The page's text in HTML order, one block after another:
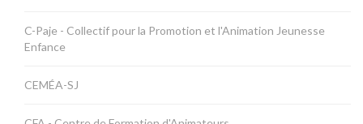
C-Paje - Collectif pour la Promotion et l'Animation Jeunesse
Enfance
CEMÉA-SJ